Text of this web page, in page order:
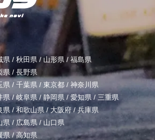
県 / 秋田県 / 山形県/ 福島県
県 / 長野県
県 / 千葉県 / 東京都 / 神奈川県
県/岐阜県 / 静岡県 / 愛知県 / 三重県
県 / 和歌山県/ 大阪府 /兵庫県
県/ 広島県 / 山口県
県/高知県